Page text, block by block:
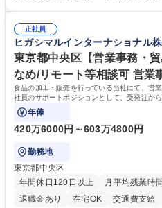
幅広い業務の体得が可能で、多様なキ
募集職種 【総務】未経験歓迎◎/リモ
再雇用有
対処できる・新しいことに興味関心が
取得や通信教育など費用の80%（年間
賃の50%（月額7万円まで）を補助 学歴・資格 学歴：大学院 大学 語学
力： 資格：
正社員
ヒガシマルインターナショナル
東京都中央区【営業事務・
なめ/リモート等相談可 営業
食品の加工・販売を行っている当社にて、営
社員のサポートポジションとして、受発注か
事業の根幹を支えていただきます。
年俸
420万6000円～603万4800円
勤務地
東京都中央区
年間休日120日以上
月平均残業時
退職金あり
在宅OK 交通費支給